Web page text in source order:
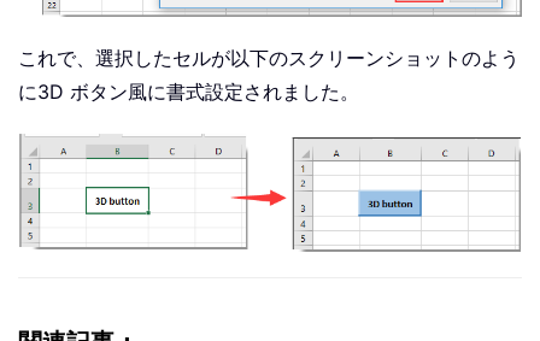
これで、選択したセルが以下のスクリーンショットのよう
に3D ボタン風に書式設定されました。